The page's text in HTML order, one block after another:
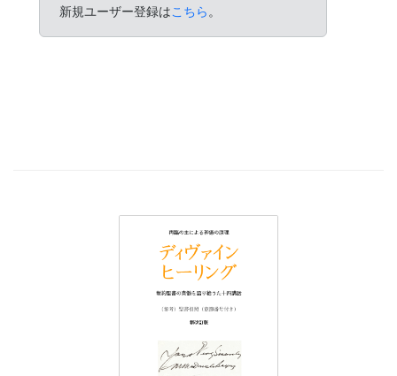
新規ユーザー登録はこちら 。